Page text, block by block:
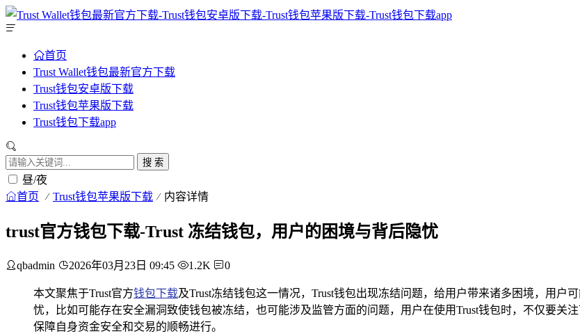
首页
Trust Wallet钱包最新官方下载
Trust钱包安卓版下载
Trust钱包苹果版下载
Trust钱包下载app
搜 索
昼/夜
首页 Trust钱包苹果版下载 内容详情
trust官方钱包下载-Trust 冻结钱包，用户的困境与背后隐忧
qbadmin 2026年03月23日 09:45 1.2K 0
本文聚焦于Trust官方钱包下载及Trust冻结钱包这一情况，Trust钱包出现冻结问题，给用户带来诸多困境，用
忧，比如可能存在安全漏洞致使钱包被冻结，也可能涉及监管方面的问题，用户在使用Trust钱包时，不仅要关
保障自身资金安全和交易的顺畅进行。